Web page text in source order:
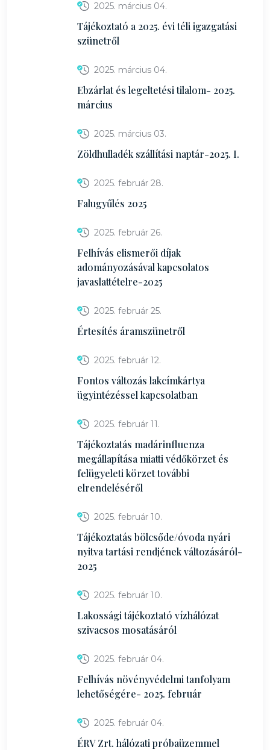
2025. március 04.
Tájékoztató a 2025. évi téli igazgatási
szünetről
2025. március 04.
Ebzárlat és legeltetési tilalom- 2025.
március
2025. március 03.
Zöldhulladék szállítási naptár-2025. I.
2025. február 28.
Falugyűlés 2025
2025. február 26.
Felhívás elismerői díjak
adományozásával kapcsolatos
javaslattételre-2025
2025. február 25.
Értesítés áramszünetről
2025. február 12.
Fontos változás lakcímkártya
ügyintézéssel kapcsolatban
2025. február 11.
Tájékoztatás madárinfluenza
megállapítása miatti védőkörzet és
felügyeleti körzet további
elrendeléséről
2025. február 10.
Tájékoztatás bölcsőde/óvoda nyári
nyitva tartási rendjének változásáról-
2025
2025. február 10.
Lakossági tájékoztató vízhálózat
szivacsos mosatásáról
2025. február 04.
Felhívás növényvédelmi tanfolyam
lehetőségére- 2025. február
2025. február 04.
ÉRV Zrt. hálózati próbaüzemmel